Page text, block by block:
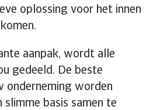
oplossing voor het innen
aanpak, wordt alle
gedeeld. De beste
onderneming worden
slimme basis samen te